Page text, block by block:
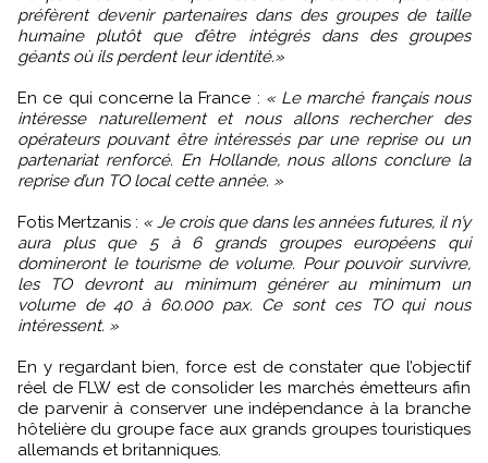
préfèrent devenir partenaires dans des groupes de taille
humaine plutôt que d’être intégrés dans des groupes
géants où ils perdent leur identité.»
En ce qui concerne la France : « Le marché français nous
intéresse naturellement et nous allons rechercher des
opérateurs pouvant être intéressés par une reprise ou un
partenariat renforcé. En Hollande, nous allons conclure la
reprise d’un TO local cette année. »
Fotis Mertzanis : « Je crois que dans les années futures, il n’y
aura plus que 5 à 6 grands groupes européens qui
domineront le tourisme de volume. Pour pouvoir survivre,
les TO devront au minimum générer au minimum un
volume de 40 à 60.000 pax. Ce sont ces TO qui nous
intéressent. »
En y regardant bien, force est de constater que l’objectif
réel de FLW est de consolider les marchés émetteurs afin
de parvenir à conserver une indépendance à la branche
hôtelière du groupe face aux grands groupes touristiques
allemands et britanniques.